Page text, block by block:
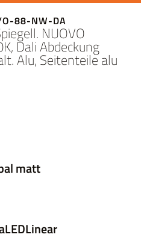
88-NW-DA
NUOVO
Dali Abdeckung
Alu, Seitenteile alu
matt